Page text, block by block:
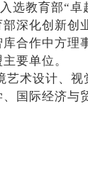
选教育部“
深化创新创
合作中方理
要单位。
艺术设计、视
国际经济与